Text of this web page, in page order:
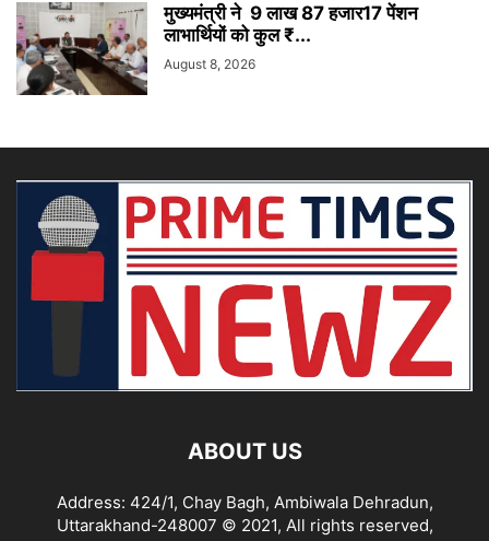
मुख्यमंत्री ने 9 लाख 87 हजार17 पेंशन
लाभार्थियों को कुल ₹...
August 8, 2026
ABOUT US
Address: 424/1, Chay Bagh, Ambiwala Dehradun,
Uttarakhand-248007 © 2021, All rights reserved,